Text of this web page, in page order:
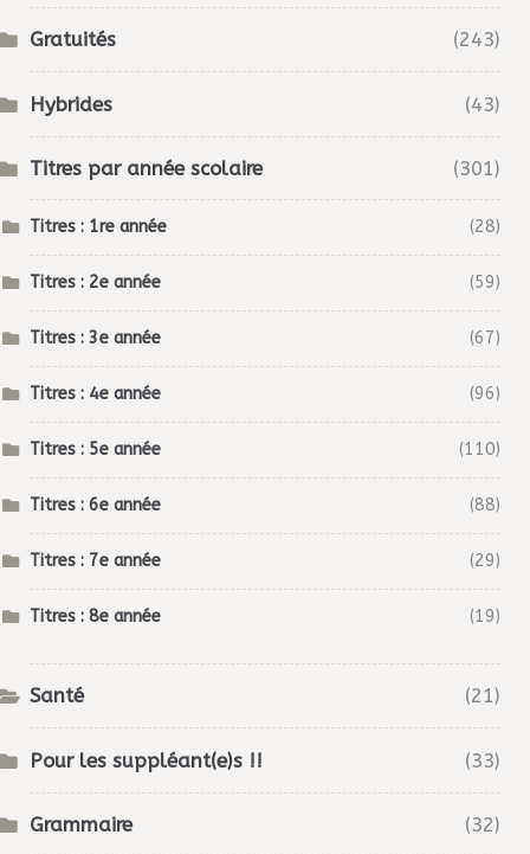
Gratuités (243)
Hybrides (43)
Titres par année scolaire (301)
Titres : 1re année (28)
Titres : 2e année (59)
Titres : 3e année (67)
Titres : 4e année (96)
Titres : 5e année (110)
Titres : 6e année (88)
Titres : 7e année (29)
Titres : 8e année (19)
Santé (21)
Pour les suppléant(e)s !! (33)
Grammaire (32)